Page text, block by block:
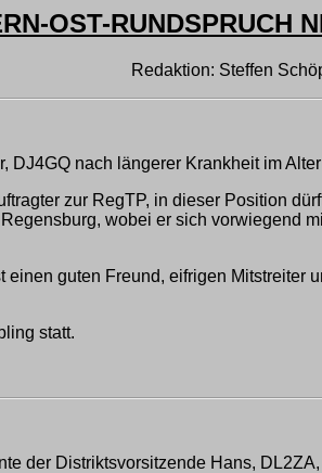
OST-RUNDSPRUCH
Redaktion: Steffen
DJ4GQ nach längerer Krankheit im
zur RegTP, in dieser Position
wobei er sich vorwiegend
guten Freund, eifrigen
statt.
der Distriktsvorsitzende Hans,